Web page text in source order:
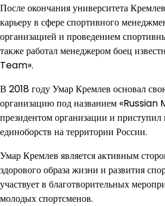
После окончания университета
карьеру в сфере спортивного
организацией и проведением
также работал менеджером боец
Team».
В 2018 году Умар Кремлев основал
организацию под названием «Russian
президентом организации и
единоборств на территории России.
Умар Кремлев является активным
здорового образа жизни и развития
участвует в благотворительных
молодых спортсменов.